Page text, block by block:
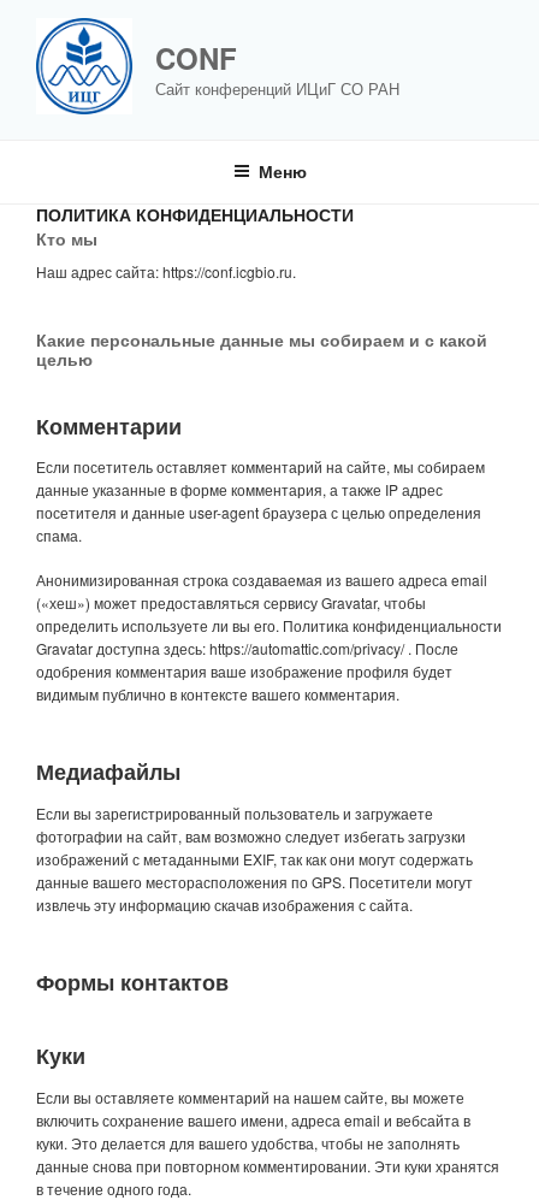
содержимому
CONF
Сайт конференций ИЦиГ СО РАН
Меню
ПОЛИТИКА КОНФИДЕНЦИАЛЬНОСТИ
Кто мы
Наш адрес сайта: https://conf.icgbio.ru.
Какие персональные данные мы собираем и с какой
целью
Комментарии
Если посетитель оставляет комментарий на сайте, мы собираем
данные указанные в форме комментария, а также IP адрес
посетителя и данные user-agent браузера с целью определения
спама.
Анонимизированная строка создаваемая из вашего адреса email
(«хеш») может предоставляться сервису Gravatar, чтобы
определить используете ли вы его. Политика конфиденциальности
Gravatar доступна здесь: https://automattic.com/privacy/ . После
одобрения комментария ваше изображение профиля будет
видимым публично в контексте вашего комментария.
Медиафайлы
Если вы зарегистрированный пользователь и загружаете
фотографии на сайт, вам возможно следует избегать загрузки
изображений с метаданными EXIF, так как они могут содержать
данные вашего месторасположения по GPS. Посетители могут
извлечь эту информацию скачав изображения с сайта.
Формы контактов
Куки
Если вы оставляете комментарий на нашем сайте, вы можете
включить сохранение вашего имени, адреса email и вебсайта в
куки. Это делается для вашего удобства, чтобы не заполнять
данные снова при повторном комментировании. Эти куки хранятся
в течение одного года.